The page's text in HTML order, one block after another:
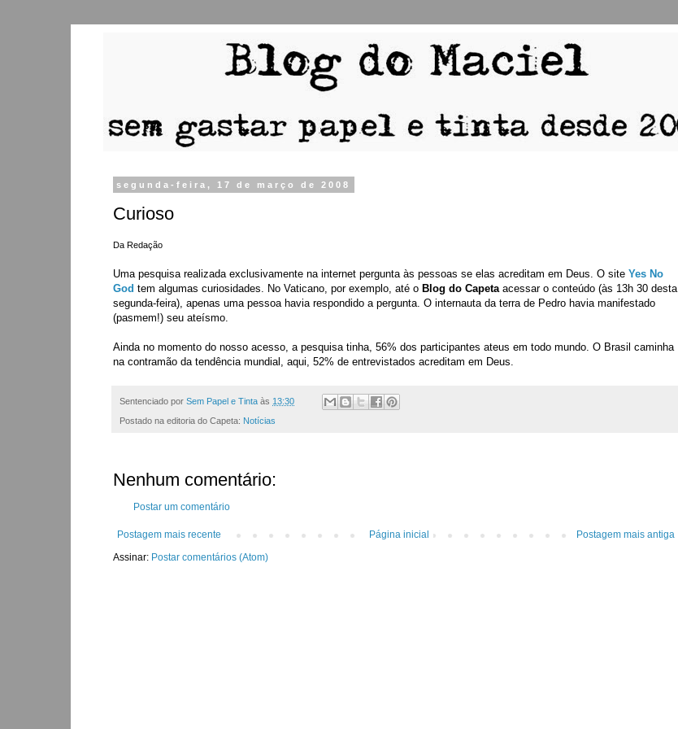
segunda-feira, 17 de março de 2008
Curioso
Da Redação
Uma pesquisa realizada exclusivamente na internet pergunta às pessoas se elas acreditam em Deus. O site Yes No
God tem algumas curiosidades. No Vaticano, por exemplo, até o Blog do Capeta acessar o conteúdo (às 13h 30 desta
segunda-feira), apenas uma pessoa havia respondido a pergunta. O internauta da terra de Pedro havia manifestado
(pasmem!) seu ateísmo.
Ainda no momento do nosso acesso, a pesquisa tinha, 56% dos participantes ateus em todo mundo. O Brasil caminha
na contramão da tendência mundial, aqui, 52% de entrevistados acreditam em Deus.
Sentenciado por Sem Papel e Tinta às 13:30
Postado na editoria do Capeta: Notícias
Nenhum comentário:
Postar um comentário
Postagem mais recente Postagem mais antiga
Página inicial
Assinar: Postar comentários (Atom)